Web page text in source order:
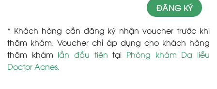
* Khách hàng cần đăng ký nhận voucher trước khi
thăm khám. Voucher chỉ áp dụng cho khách hàng
thăm khám lần đầu tiên tại Phòng khám Da liễu
Doctor Acnes.